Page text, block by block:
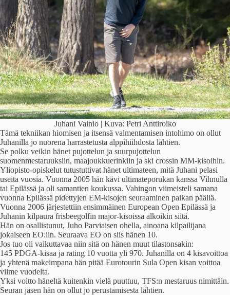
Juhani Vainio | Kuva: Petri Anttiroiko
Tämä tekniikan hiomisen ja itsensä valmentamisen intohimo on ollut
Juhanilla jo nuorena harrastetusta alppihiihdosta lähtien.
Se polku veikin hänet pujottelun ja suurpujottelun
suomenmestaruuksiin, maajoukkuerinkiin ja ski crossin MM-kisoihin.
Yliopisto-opiskelut tutustuttivat hänet ultimateen, mitä Juhani pelasi
useita vuosia. Vuonna 2005 hän kävi ultimateporukan kanssa Vihnulla
tai Epilässä ja oli samantien koukussa. Vahingon viimeisteli samana
vuonna Epilässä pidettyjen EM-kisojen seuraaminen paikan päällä.
Vuonna 2006 järjestettiin ensimmäinen European Open Epilässä ja
Juhanin kilpaura frisbeegolfin major-kisoissa alkoikin siitä.
Hän on osallistunut, Juho Parviaisen ohella, ainoana kilpailijana
jokaiseen EO:iin. Seuraava EO on siis hänen 10.
Jos tuo oli vaikuttavaa niin sitä on hänen muut tilastonsakin:
145 PDGA-kisaa ja rating 10 vuotta yli 970. Juhanilla on 4 kisavoittoa
ja yhtenä makeimpana hän pitää Eurotourin Sula Open kisan voittoa
viime vuodelta.
Yksi voitto häneltä kuitenkin vielä puuttuu, TFS:n mestaruus nimittäin.
Seuran jäsen hän on ollut jo perustamisesta lähtien.